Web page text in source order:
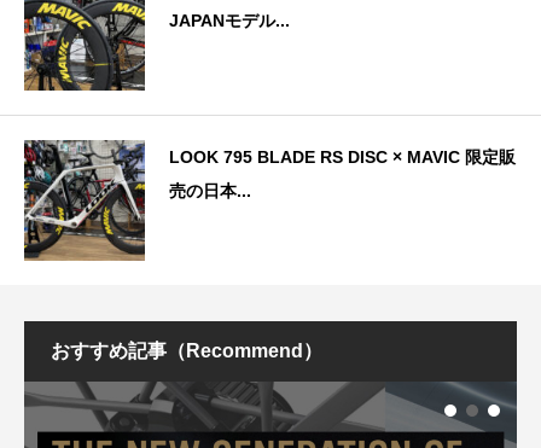
JAPANモデル...
LOOK 795 BLADE RS DISC × MAVIC 限定販
売の日本...
おすすめ記事（Recommend）